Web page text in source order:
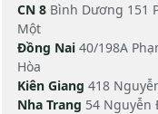
CN 8 Bình Dương 151
Một
Đồng Nai 40/198A
Hòa
Kiên Giang 418
Nha Trang 54 Nguyễn